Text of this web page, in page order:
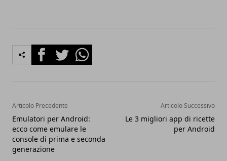
FacebookTwitterWhatsapp
Articolo Precedente
Emulatori per Android:
ecco come emulare le
console di prima e seconda
generazione
Articolo Successivo
Le 3 migliori app di ricette
per Android